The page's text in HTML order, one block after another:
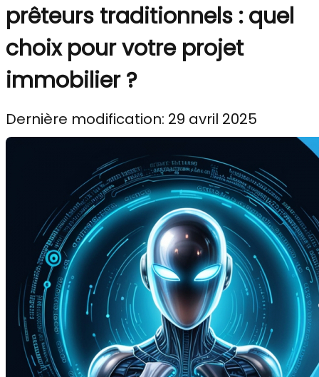
prêteurs traditionnels : quel
choix pour votre projet
immobilier ?
Dernière modification: 29 avril 2025